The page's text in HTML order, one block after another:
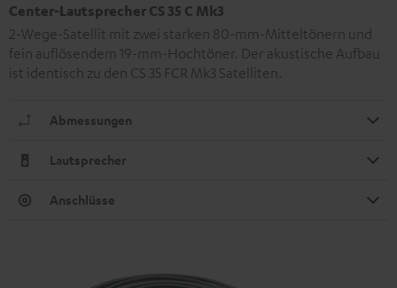
Center-Lautsprecher CS 35 C Mk3
2-Wege-Satellit mit zwei starken 80-mm-Mitteltönern und
fein auflösendem 19-mm-Hochtöner. Der akustische Aufbau
ist identisch zu den CS 35 FCR Mk3 Satelliten.
Abmessungen
Lautsprecher
Anschlüsse